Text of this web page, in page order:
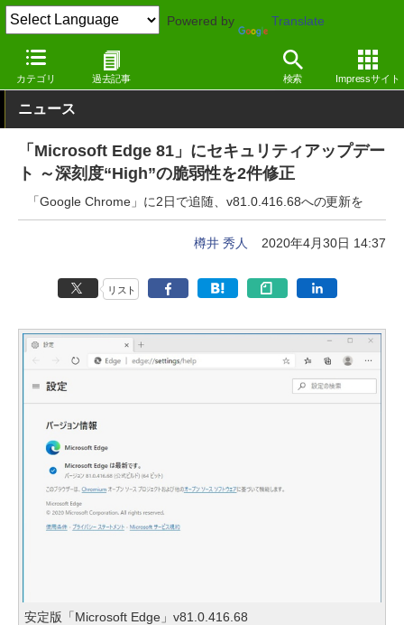
Powered by Translate
カテゴリ 過去記事 検索 Impressサイト
窓の杜 セキュリティ
ニュース
「Microsoft Edge 81」にセキュリティアップデー
ト ～深刻度“High”の脆弱性を2件修正
「Google Chrome」に2日で追随、v81.0.416.68への更新を
樽井 秀人 2020年4月30日 14:37
リスト
安定版「Microsoft Edge」v81.0.416.68